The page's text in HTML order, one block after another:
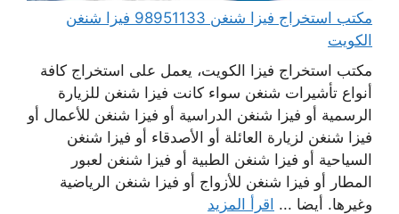
مكتب استخراج فيزا شنغن 98951133 فيزا شنغن
الكويت
مكتب استخراج فيزا الكويت، يعمل على استخراج كافة
أنواع تأشيرات شنغن سواء كانت فيزا شنغن للزيارة
الرسمية أو فيزا شنغن الدراسية أو فيزا شنغن للأعمال أو
فيزا شنغن لزيارة العائلة أو الأصدقاء أو فيزا شنغن
السياحية أو فيزا شنغن الطبية أو فيزا شنغن لعبور
المطار أو فيزا شنغن للأزواج أو فيزا شنغن الرياضية
وغيرها. أيضا ... اقرأ المزيد